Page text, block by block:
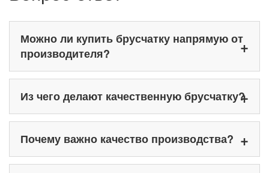
Можно ли купить брусчатку напрямую от
производителя?
Из чего делают качественную брусчатку?
Почему важно качество производства?